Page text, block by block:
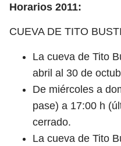
Horarios 2011:
CUEVA DE TITO
La cueva de Tito
abril al 30 de
De miércoles a
pase) a 17:00 h
cerrado.
La cueva de Tito